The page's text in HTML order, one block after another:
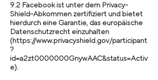
9.2 Facebook ist unter dem Privacy-
Shield-Abkommen zertifiziert und bietet
hierdurch eine Garantie, das europäische
Datenschutzrecht einzuhalten
(https://www.privacyshield.gov/participant
?
id=a2zt0000000GnywAAC&status=Activ
e).